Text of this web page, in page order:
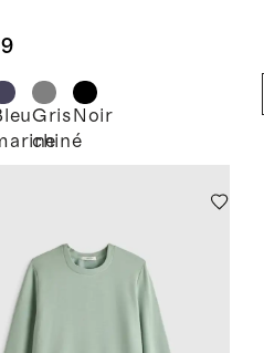
en
Gris
chiné
Noir